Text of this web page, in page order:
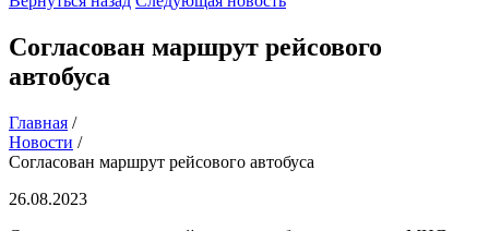
Согласован маршрут рейсового
автобуса
Главная /
Новости /
Согласован маршрут рейсового автобуса
26.08.2023